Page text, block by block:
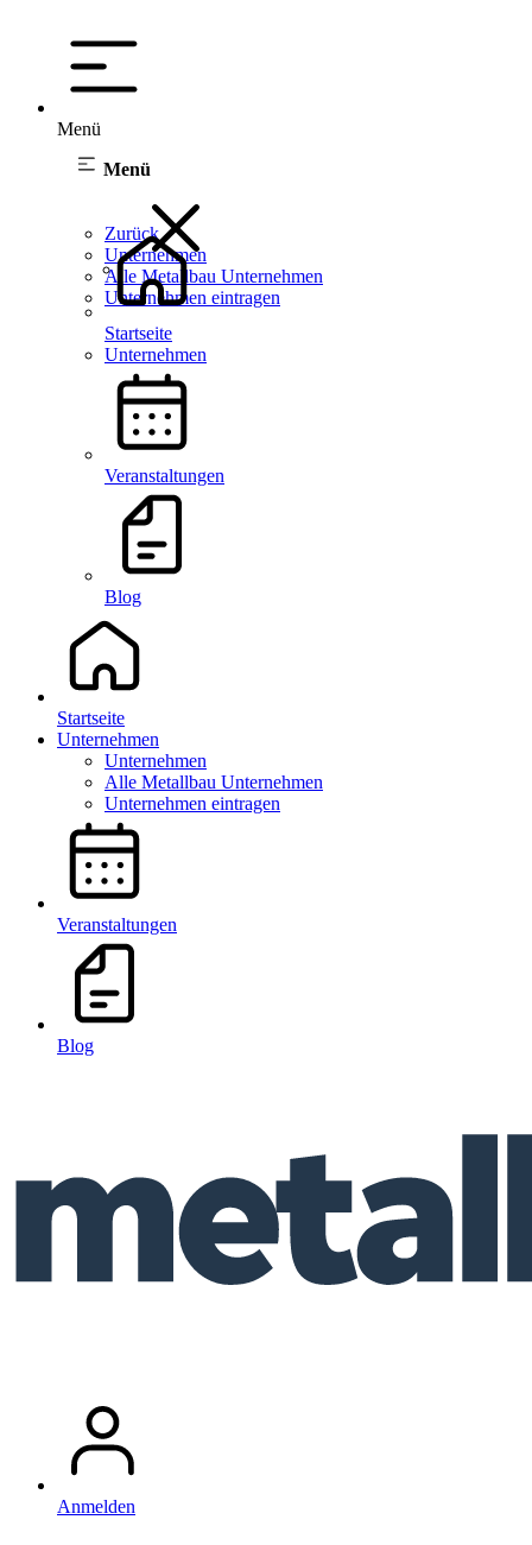
Menü
Menü
Startseite
Unternehmen
Veranstaltungen
Blog
Zurück
Unternehmen
Alle Metallbau Unternehmen
Unternehmen eintragen
Startseite
Unternehmen
Unternehmen
Alle Metallbau Unternehmen
Unternehmen eintragen
Veranstaltungen
Blog
Anmelden